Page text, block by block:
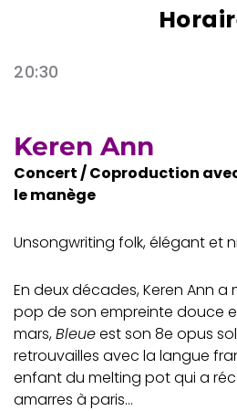
20:30
Keren Ann
Concert / Coproduction
le manège
Unsongwriting folk, élégant et
En deux décades, Keren Ann
pop de son empreinte douce
mars,Bleueest son 8e opus
retrouvailles avec la langue
enfant du melting pot qui a
amarres à paris…